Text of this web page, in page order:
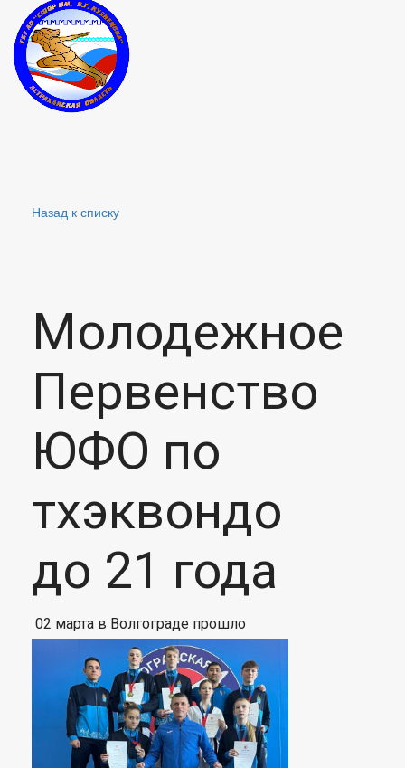
Назад к списку
Молодежное
Первенство
ЮФО по
тхэквондо
до 21 года
02 марта в Волгограде прошло